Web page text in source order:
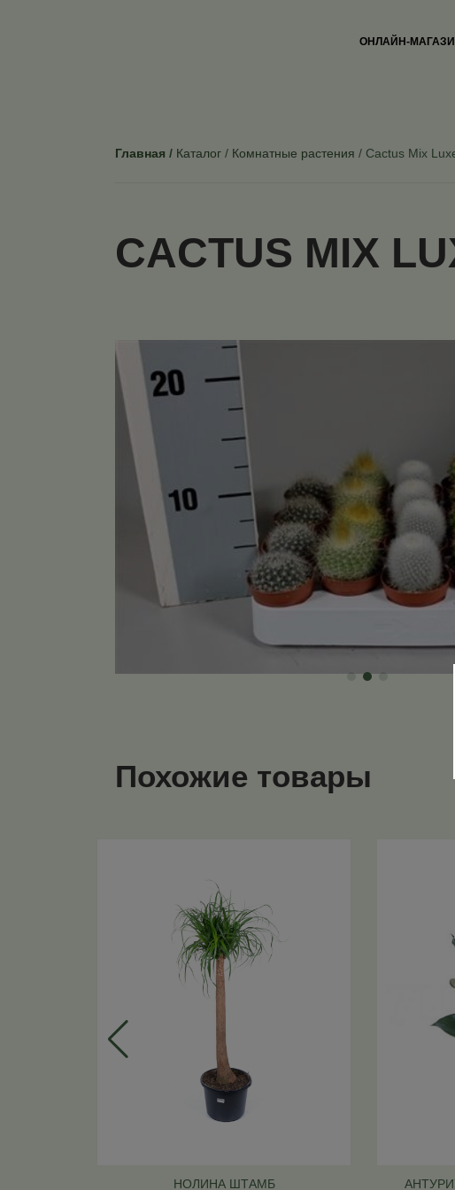
ОНЛАЙН-
Главная Каталог Комнатные растения Cactus Mix
CACTUS MIX
Похожие товары
НОЛИНА ШТАМБ